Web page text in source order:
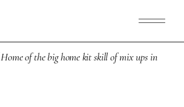
Home of the big home kit skill of mix ups in